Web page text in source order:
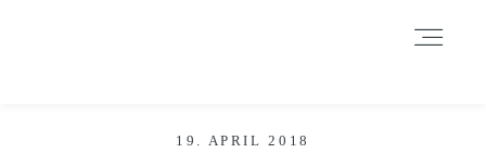
19. APRIL 2018
Benutzung von Cookies zu. Weitere Informationen hier